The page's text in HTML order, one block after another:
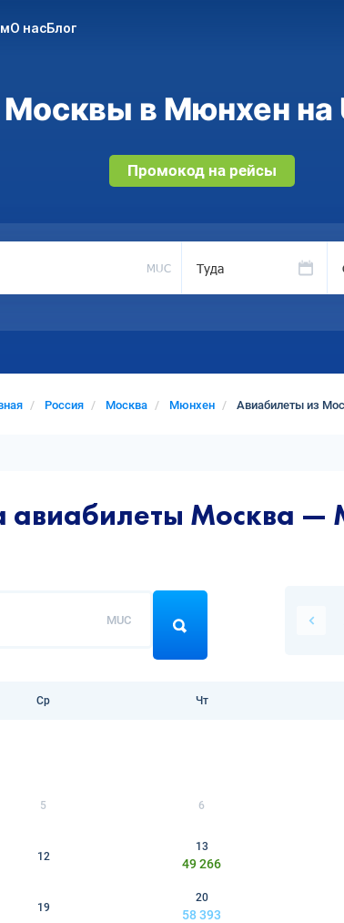
О насБлог
в Мюнхен
Промокод на рейсы
MUC Туда
Россия Москва Мюнхен Авиабилеты из
авиабилеты Москва
MUC
Ср Чт
5 6
12
13
49 266
19
20
58 393